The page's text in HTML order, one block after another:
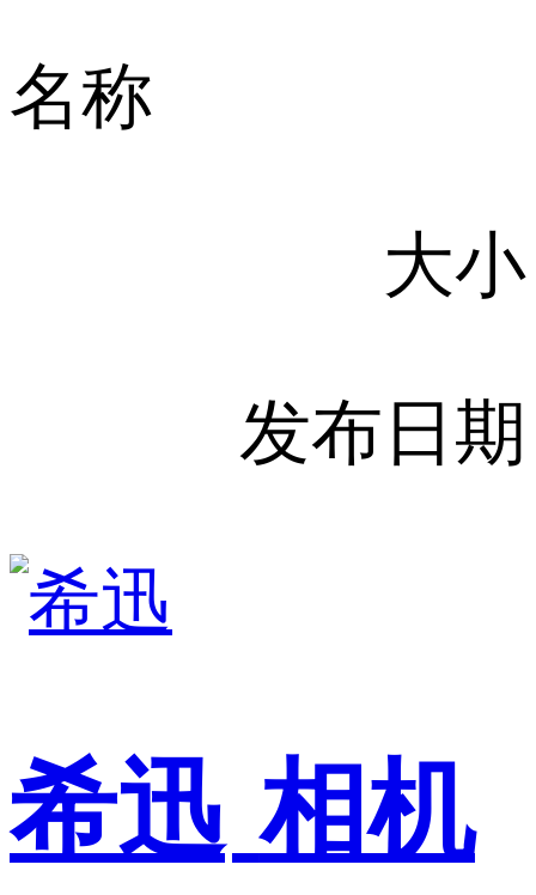
名称
大小
发布日期
希迅 相机